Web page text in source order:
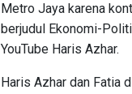
Metro Jaya karena
berjudul Ekonomi-
YouTube Haris Azhar.
Haris Azhar dan Fatia